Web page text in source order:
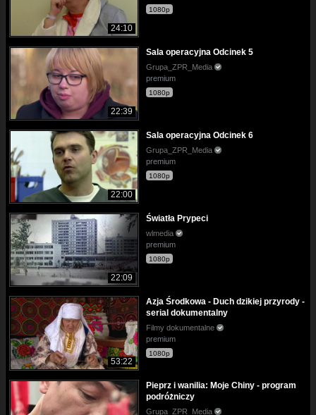
24:10
1080p
22:39
Sala operacyjna Odcinek 5
Grupa_ZPR_Media
premium
1080p
22:00
Sala operacyjna Odcinek 6
Grupa_ZPR_Media
premium
1080p
22:09
Światła Prypeci
wlmedia
premium
1080p
53:22
Azja Środkowa - Duch dzikiej przyrody -
serial dokumentalny
Filmy dokumentalne
premium
1080p
Pieprz i wanilia: Moje Chiny - program
podróżniczy
Grupa_ZPR_Media